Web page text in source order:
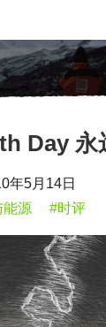
Day 永
年5月14日
能源
#时评